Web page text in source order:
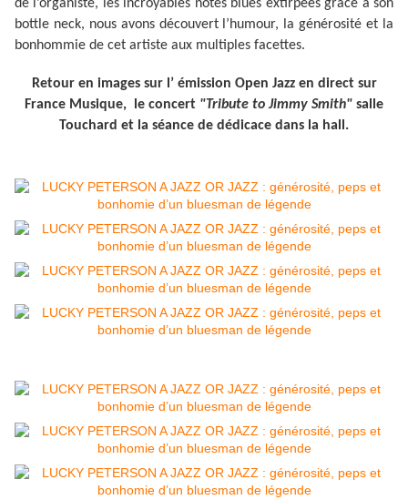
de l’organiste, les incroyables notes blues extirpées grâce à son
bottle neck, nous avons découvert l’humour, la générosité et la
bonhommie de cet artiste aux multiples facettes.
Retour en images sur l’ émission Open Jazz en direct sur
France Musique, le concert "Tribute to Jimmy Smith" salle
Touchard et la séance de dédicace dans la hall.